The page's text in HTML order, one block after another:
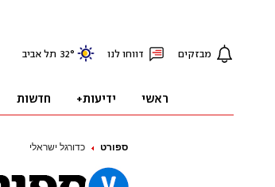
ספורט כדורגל ישראלי